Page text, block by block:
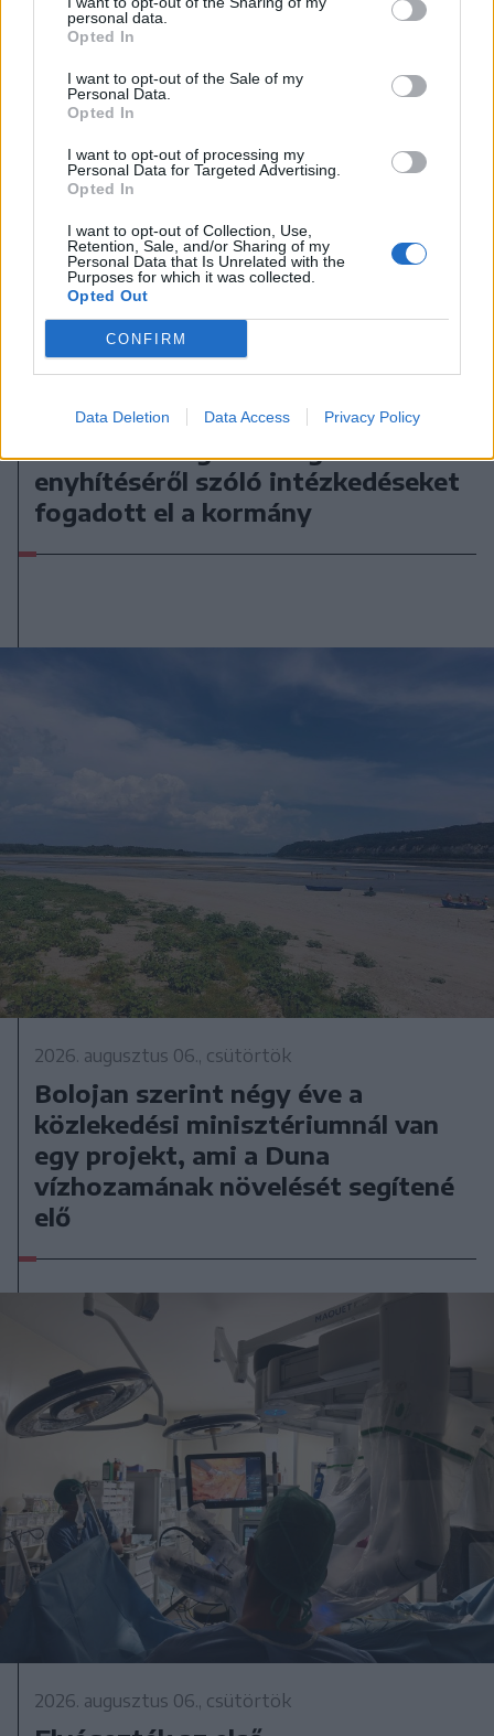
personal data.
Opted In
I want to opt-out of the Sale of my
Personal Data.
Opted In
I want to opt-out of processing my
Personal Data for Targeted Advertising.
Opted In
I want to opt-out of Collection, Use,
Retention, Sale, and/or Sharing of my
Personal Data that Is Unrelated with the
Purposes for which it was collected.
Opted Out
CONFIRM
Data Deletion Data Access Privacy Policy
2026. augusztus 06., csütörtök
Villamosenergia-válság
enyhítéséről szóló intézkedéseket
fogadott el a kormány
2026. augusztus 06., csütörtök
Bolojan szerint négy éve a
közlekedési minisztériumnál van
egy projekt, ami a Duna
vízhozamának növelését segítené
elő
2026. augusztus 06., csütörtök